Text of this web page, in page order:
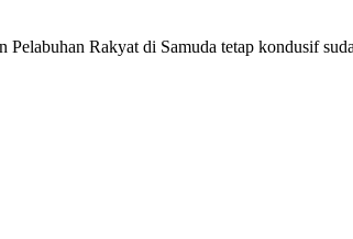
Rakyat di Samuda tetap kondusif